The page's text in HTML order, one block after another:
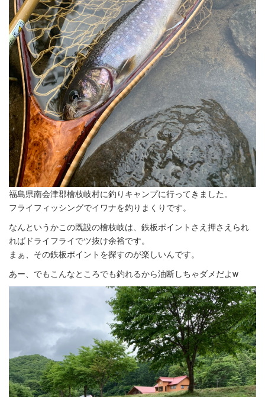
福島県南会津郡檜枝岐村に釣りキャンプに行ってきました。
フライフィッシングでイワナを釣りまくりです。
なんというかこの既設の檜枝岐は、鉄板ポイントさえ押さえられ
ればドライフライでツ抜け余裕です。
まぁ、その鉄板ポイントを探すのが楽しいんです。
あー、でもこんなところでも釣れるから油断しちゃダメだよw